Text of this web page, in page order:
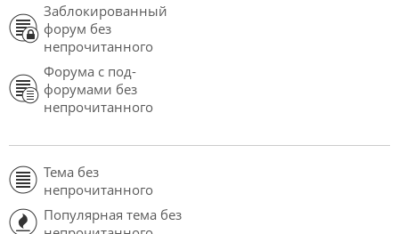
Заблокированный
форум без
непрочитанного
Форума с под-
форумами без
непрочитанного
Тема без
непрочитанного
Популярная тема без